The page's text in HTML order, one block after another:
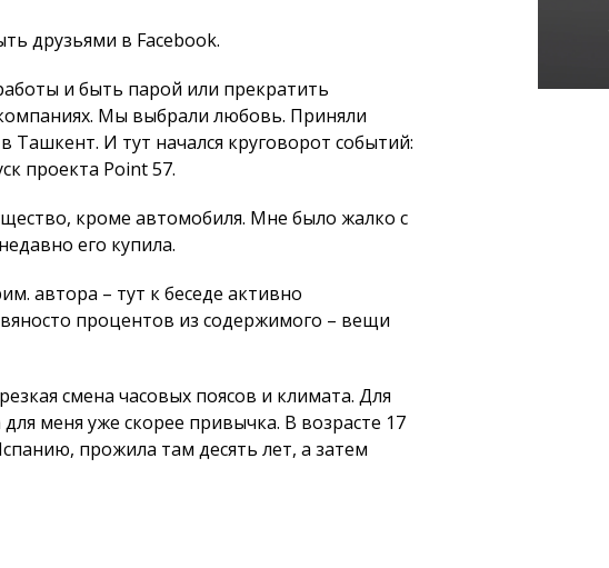
кроме автомобиля. Мне было жалко с
автора – тут к беседе активно
процентов из содержимого – вещи
смена часовых поясов и климата. Для
меня уже скорее привычка. В воз­расте 17
is it our strong side? (Прим. автора – Майкл
передает право на ответ супруге).
– из Дании. А познако­мились мы в
наших совместных историй о путешестви­ях,